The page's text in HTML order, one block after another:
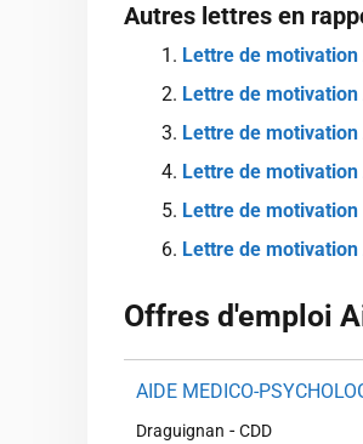
Autres lettres en
Lettre de
Lettre de
Lettre de
Lettre de
Lettre de
Lettre de
Offres d'emploi
AIDE MEDICO-
Draguignan -CDD